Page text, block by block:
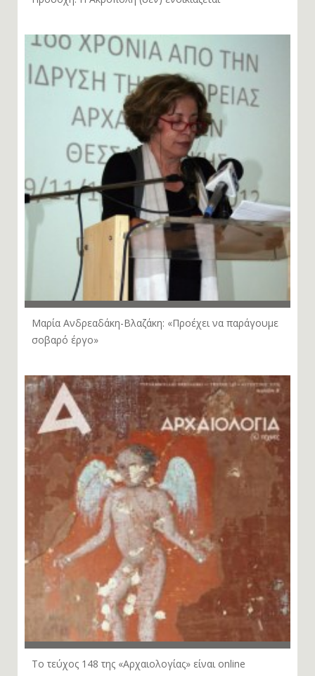
Μαρία Ανδρεαδάκη-Βλαζάκη: «Προέχει να παράγουμε
σοβαρό έργο»
Το τεύχος 148 της «Αρχαιολογίας» είναι online